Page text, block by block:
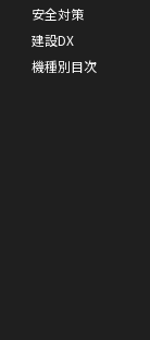
安全対策
建設DX
機種別目次